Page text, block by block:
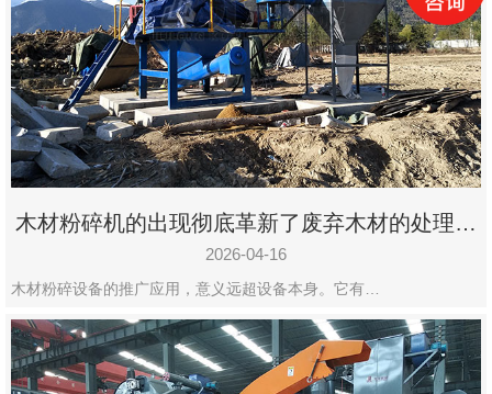
木材粉碎机的出现彻底革新了废弃木材的处理模
式
2026-04-16
木材粉碎设备的推广应用，意义远超设备本身。它有…